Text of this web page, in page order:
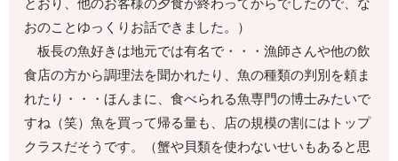
とおり、他のお客様の夕食が終わってからでしたので、な
おのことゆっくりお話できました。）
板長の魚好きは地元では有名で・・・漁師さんや他の飲
食店の方から調理法を聞かれたり、魚の種類の判別を頼ま
れたり・・・ほんまに、食べられる魚専門の博士みたいで
すね（笑）魚を買って帰る量も、店の規模の割にはトップ
クラスだそうです。（蟹や貝類を使わないせいもあると思